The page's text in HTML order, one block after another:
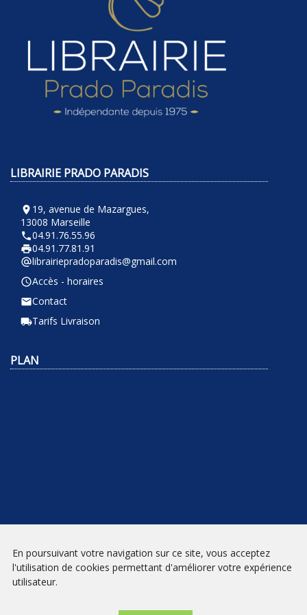
LIBRAIRIE PRADO PARADIS
room 19, avenue de Mazargues,
13008 Marseille
phone04.91.76.55.96
local_printshop04.91.77.81.91
alternate_emaillibrairiepradoparadis@gmail.com
query_builderAccès - horaires
emailContact
local_shippingTarifs Livraison
PLAN
NEWSLETTER
En poursuivant votre navigation sur ce site, vous acceptez
l'utilisation de cookies permettant d'améliorer votre expérience
utilisateur.